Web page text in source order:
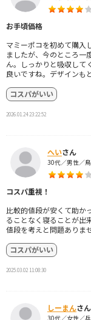
お手頃価格
マミーポコを初めて購入
ましたが、今のところ一
ん。しっかりと吸収して
良いですね。デザインも
コスパがいい
2026.01.24 23:22:52
へいさん
30代／男性／
コスパ重視！
比較的値段が安くて助か
ることなく寝ることが出
値段を考えと問題ありま
コスパがいい
2025.03.02 11:08:30
しーまんさん
30代／女性／